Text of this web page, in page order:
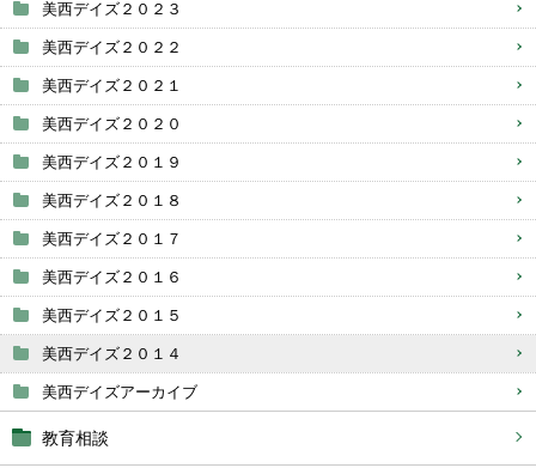
美西デイズ２０２３
美西デイズ２０２２
美西デイズ２０２１
美西デイズ２０２０
美西デイズ２０１９
美西デイズ２０１８
美西デイズ２０１７
美西デイズ２０１６
美西デイズ２０１５
美西デイズ２０１４
美西デイズアーカイブ
教育相談